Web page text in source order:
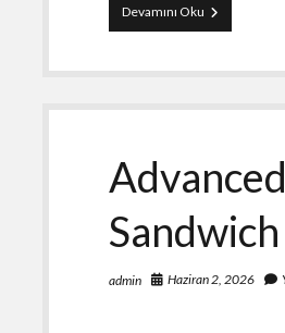
Devamını Oku Sac
Ekimi
Secenekleri
admin Haziran 2, 2026